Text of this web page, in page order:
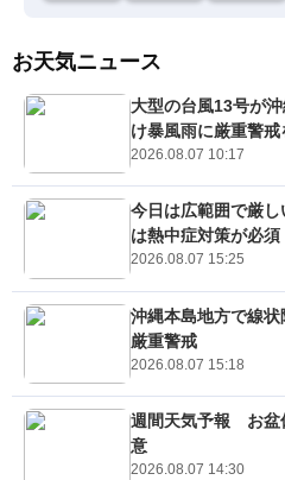
お天気ニュース
大型の台風13号が
け暴風雨に厳重警戒
2026.08.07 10:17
今日は広範囲で厳
は熱中症対策が必須
2026.08.07 15:25
沖縄本島地方で線
厳重警戒
2026.08.07 15:18
週間天気予報 お盆
意
2026.08.07 14:30